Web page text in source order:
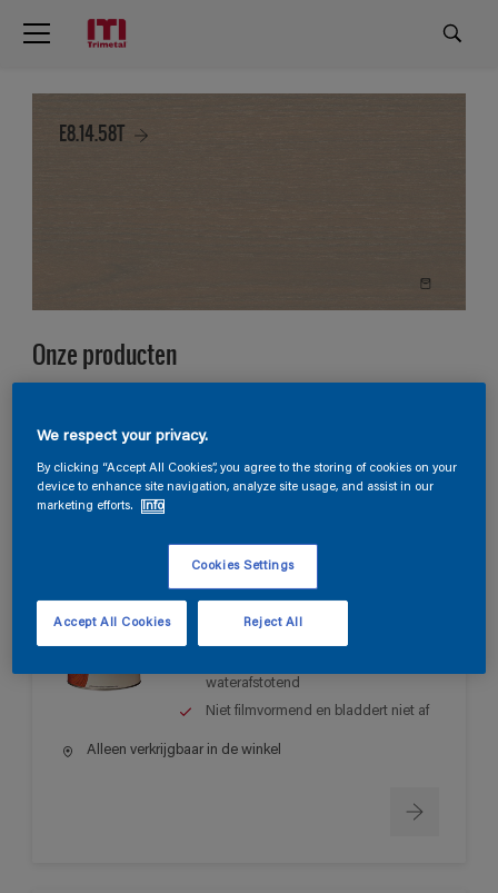
E8.14.58T
Onze producten
Filter
Respecteert de natuurlijke
waterafstotend
Niet filmvormend en bladdert niet af
Alleen verkrijgbaar in de winkel
We respect your privacy.
By clicking “Accept All Cookies”, you agree to the storing of cookies on your
device to enhance site navigation, analyze site usage, and assist in our
marketing efforts.
Info
Cookies Settings
Reject All
Accept All Cookies